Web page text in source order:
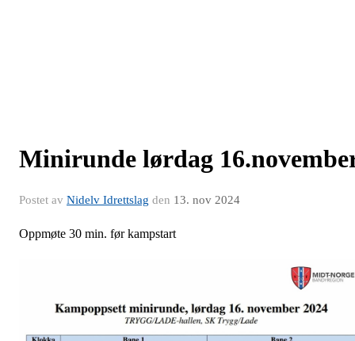
Minirunde lørdag
Postet av Nidelv Idrettslag den 13. nov 2024
Oppmøte 30 min. før kampstart